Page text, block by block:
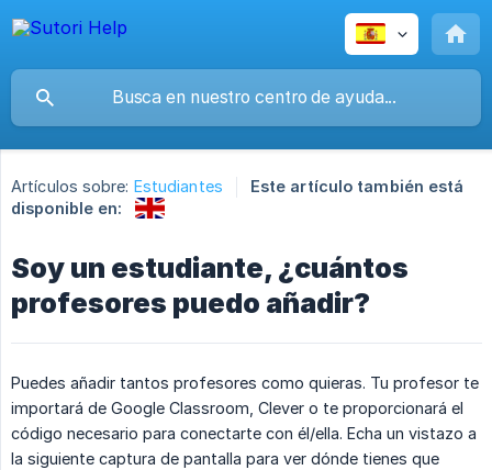
Artículos sobre: Estudiantes
Este artículo también está
disponible en:
Soy un estudiante, ¿cuántos
profesores puedo añadir?
Puedes añadir tantos profesores como quieras. Tu profesor te
importará de Google Classroom, Clever o te proporcionará el
código necesario para conectarte con él/ella. Echa un vistazo a
la siguiente captura de pantalla para ver dónde tienes que